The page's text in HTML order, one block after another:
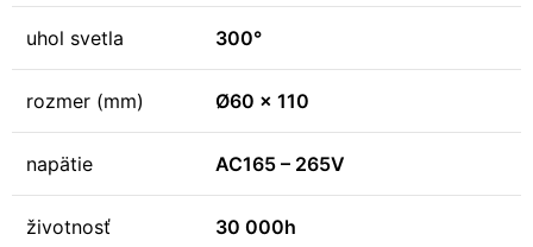
uhol svetla 300°
rozmer (mm) Ø60 x 110
napätie AC165 – 265V
životnosť 30 000h